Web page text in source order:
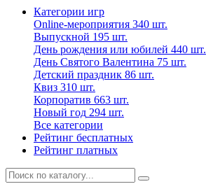
Категории игр
Online-мероприятия 340 шт.
Выпускной 195 шт.
День рождения или юбилей 440 шт.
День Святого Валентина 75 шт.
Детский праздник 86 шт.
Квиз 310 шт.
Корпоратив 663 шт.
Новый год 294 шт.
Все категории
Рейтинг бесплатных
Рейтинг платных